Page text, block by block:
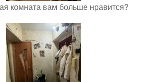
комната вам больше нравится?